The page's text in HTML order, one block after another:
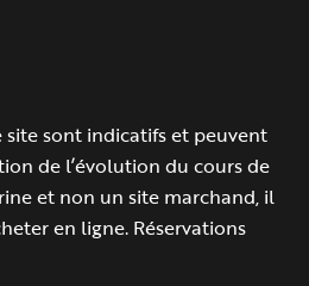
site sont indicatifs et peuvent
de l’évolution du cours de
et non un site marchand, il
en ligne. Réservations